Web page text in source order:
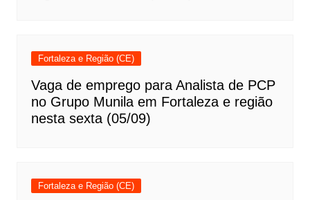
Fortaleza e Região (CE)
Vaga de emprego para Analista de PCP
no Grupo Munila em Fortaleza e região
nesta sexta (05/09)
Fortaleza e Região (CE)